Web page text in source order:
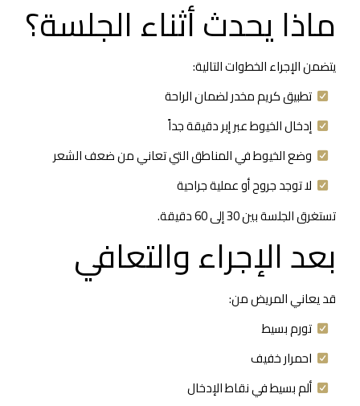
ماذا يحدث أثناء الجلسة؟
يتضمن الإجراء الخطوات التالية:
تطبيق كريم مخدر لضمان الراحة
إدخال الخيوط عبر إبر دقيقة جداً
وضع الخيوط في المناطق التي تعاني من ضعف الشعر
لا توجد جروح أو عملية جراحية
تستغرق الجلسة بين 30 إلى 60 دقيقة.
بعد الإجراء والتعافي
قد يعاني المريض من:
تورم بسيط
احمرار خفيف
ألم بسيط في نقاط الإدخال